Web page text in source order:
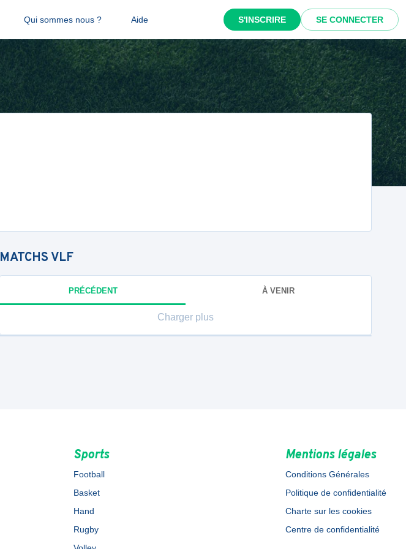
Qui sommes nous ? Aide S'INSCRIRE SE CONNECTER
MATCHSVLF
PRÉCÉDENT À VENIR
Charger plus
Sports
Football
Basket
Hand
Rugby
Mentions légales
Conditions Générales
Politique de confidentialité
Charte sur les cookies
Centre de confidentialité